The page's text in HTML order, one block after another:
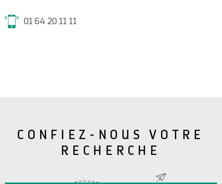
01 64 20 11 11
CONFIEZ-NOUS VOTRE
RECHERCHE